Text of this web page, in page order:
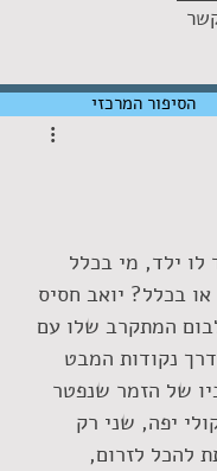
לו ילד, מי בכלל
בכלל? יואב חסיס
המתקרב שלו עם
נקודות המבט
של הזמר שנפטר
יפה, שני רק
להכל לזרום,
הסיפור המרכזי